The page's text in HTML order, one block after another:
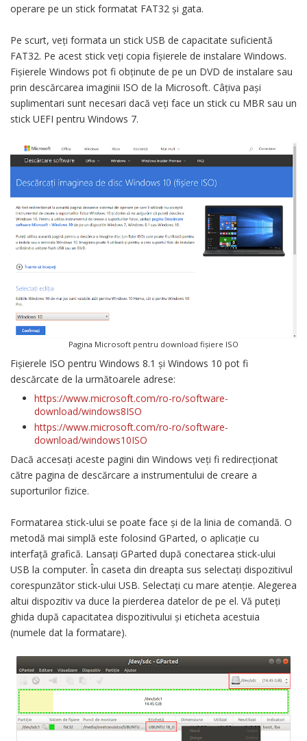
operare pe un stick formatat FAT32 și gata.
Pe scurt, veți formata un stick USB de capacitate suficientă
FAT32. Pe acest stick veți copia fișierele de instalare Windows.
Fișierele Windows pot fi obținute de pe un DVD de instalare sau
prin descărcarea imaginii ISO de la Microsoft. Câțiva pași
suplimentari sunt necesari dacă veți face un stick cu MBR sau un
stick UEFI pentru Windows 7.
Pagina Microsoft pentru download fișiere ISO
Fișierele ISO pentru Windows 8.1 și Windows 10 pot fi
descărcate de la următoarele adrese:
https://www.microsoft.com/ro-ro/software-
download/windows8ISO
https://www.microsoft.com/ro-ro/software-
download/windows10ISO
Dacă accesați aceste pagini din Windows veți fi redirecționat
către pagina de descărcare a instrumentului de creare a
suporturilor fizice.
Formatarea stick-ului se poate face și de la linia de comandă. O
metodă mai simplă este folosind GParted, o aplicație cu
interfață grafică. Lansați GParted după conectarea stick-ului
USB la computer. În caseta din dreapta sus selectați dispozitivul
corespunzător stick-ului USB. Selectați cu mare atenție. Alegerea
altui dispozitiv va duce la pierderea datelor de pe el. Vă puteți
ghida după capacitatea dispozitivului și eticheta acestuia
(numele dat la formatare).